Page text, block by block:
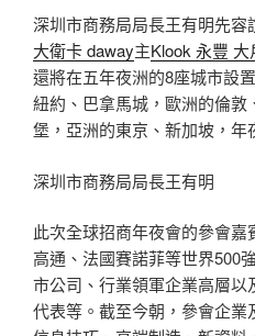
深圳市商務局局長王有明先容
大衛卡 daway主Klook 永豐
還將在五年夜洲的8座城市設
紐約、巴拿馬城，歐洲的倫
堡，亞洲的東京、新加坡，年
深圳市商務局局長王有明
此次全球招商年夜會的參會
高通、法國賽諾菲等世界500
市公司、行業領軍企業高層
代表等。截至今朝，參會企